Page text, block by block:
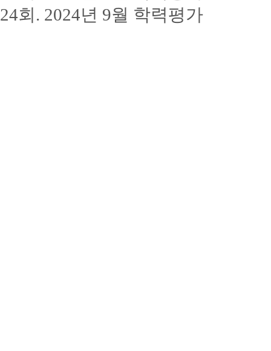
24회. 2024년 9월 학력평가